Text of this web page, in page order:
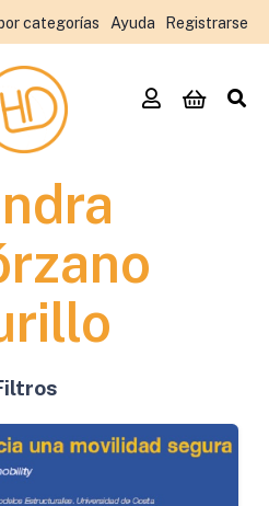
categorías Ayuda Registrarse